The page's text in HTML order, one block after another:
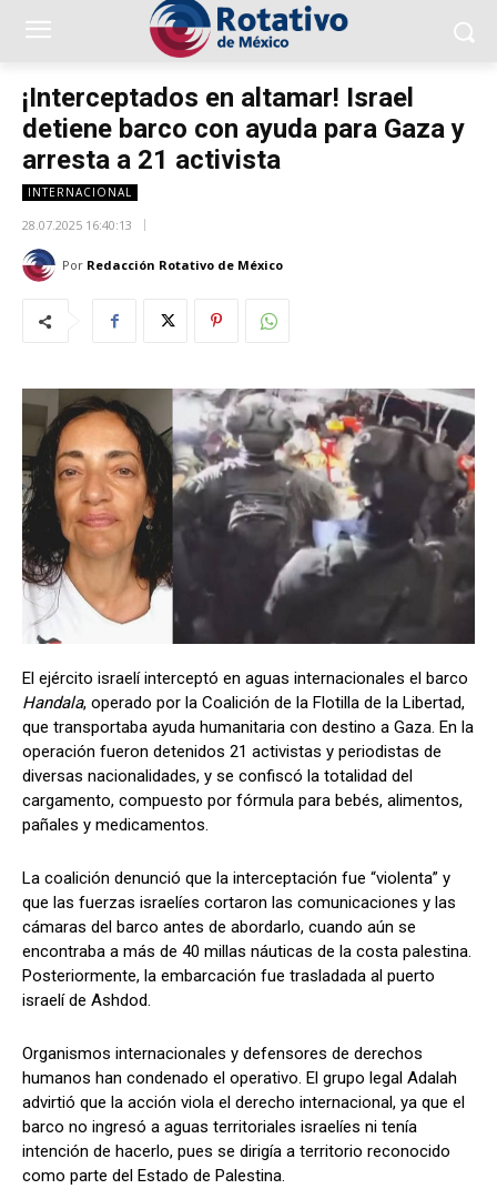
¡Interceptados en altamar! Israel
detiene barco con ayuda para Gaza y
arresta a 21 activista
INTERNACIONAL
28.07.2025 16:40:13
Por Redacción Rotativo de México
El ejército israelí interceptó en aguas internacionales el barco
Handala, operado por la Coalición de la Flotilla de la Libertad,
que transportaba ayuda humanitaria con destino a Gaza. En la
operación fueron detenidos 21 activistas y periodistas de
diversas nacionalidades, y se confiscó la totalidad del
cargamento, compuesto por fórmula para bebés, alimentos,
pañales y medicamentos.
La coalición denunció que la interceptación fue “violenta” y
que las fuerzas israelíes cortaron las comunicaciones y las
cámaras del barco antes de abordarlo, cuando aún se
encontraba a más de 40 millas náuticas de la costa palestina.
Posteriormente, la embarcación fue trasladada al puerto
israelí de Ashdod.
Organismos internacionales y defensores de derechos
humanos han condenado el operativo. El grupo legal Adalah
advirtió que la acción viola el derecho internacional, ya que el
barco no ingresó a aguas territoriales israelíes ni tenía
intención de hacerlo, pues se dirigía a territorio reconocido
como parte del Estado de Palestina.